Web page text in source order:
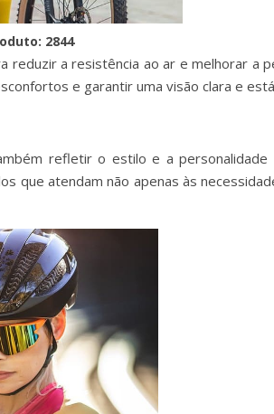
2844
reduzir a resistência ao ar e melhorar a
e garantir uma visão clara e
refletir o estilo e a personalidade
que atendam não apenas às